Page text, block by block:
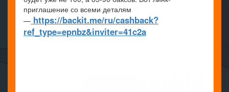
приглашение со всеми деталям
— https://backit.me/ru/cashback?
ref_type=epnbz&inviter=41c2a